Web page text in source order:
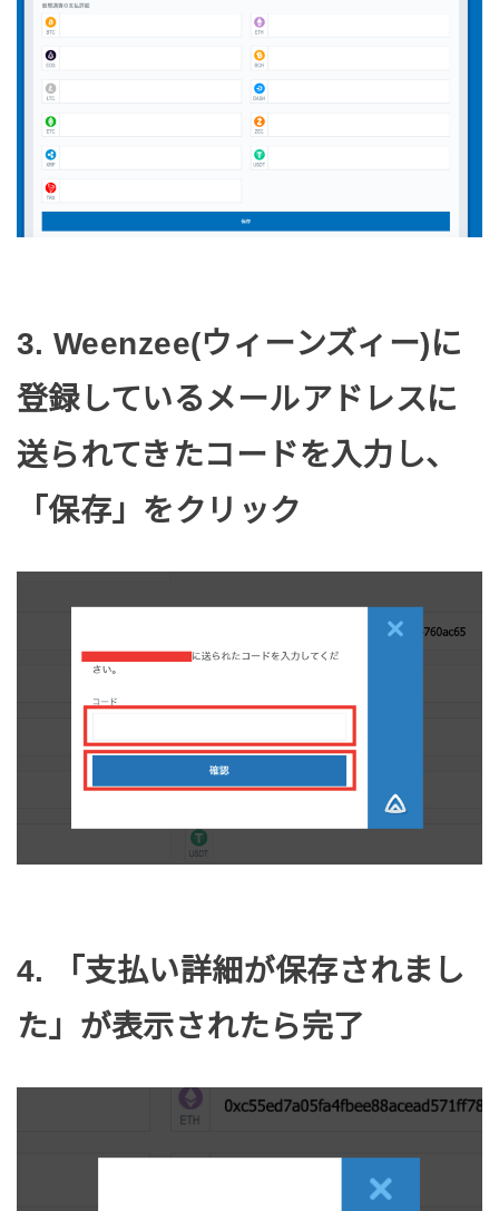
3. Weenzee(ウィーンズィー)に
登録しているメールアドレスに
送られてきたコードを入力し、
「保存」をクリック
4. 「支払い詳細が保存されまし
た」が表示されたら完了